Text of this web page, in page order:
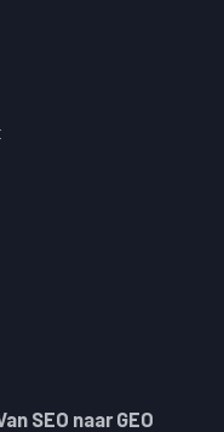
SEO naar GEO